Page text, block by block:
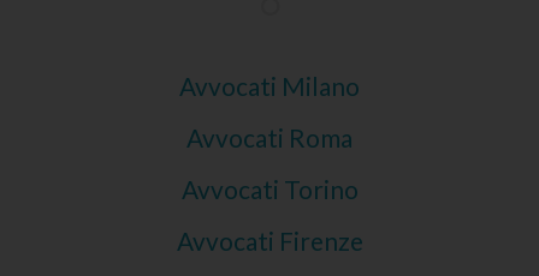
Avvocati Milano
Avvocati Roma
Avvocati Torino
Avvocati Firenze